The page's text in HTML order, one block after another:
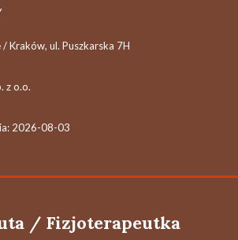
/ Kraków, ul. Puszkarska 7H
z o.o.
2026-08-03
/ Fizjoterapeutka